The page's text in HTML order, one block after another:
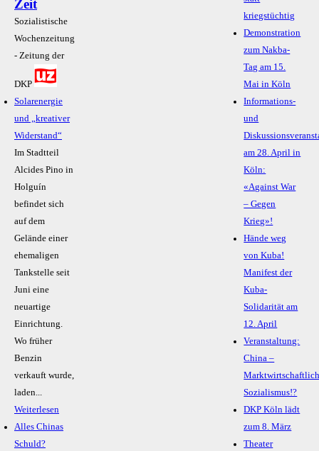
Zeit
Sozialistische
Wochenzeitung
- Zeitung der
DKP
Solarenergie
und „kreativer
Widerstand“
Im Stadtteil
Alcides Pino in
Holguín
befindet sich
auf dem
Gelände einer
ehemaligen
Tankstelle seit
Juni eine
neuartige
Einrichtung.
Wo früher
Benzin
verkauft wurde,
laden...
Weiterlesen
Alles Chinas
Schuld?
kriegstüchtig
Demonstration
zum Nakba-
Tag am 15.
Mai in Köln
Informations-
und
am 28. April in
Köln:
«Against War
– Gegen
Krieg»!
Hände weg
von Kuba!
Manifest der
Kuba-
Solidarität am
12. April
Veranstaltung:
China –
Sozialismus!?
DKP Köln lädt
zum 8. März
Theater